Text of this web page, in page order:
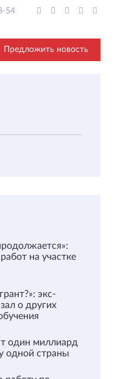
54
Предложить новость
на участке
экс-
о других
один миллиард
одной страны